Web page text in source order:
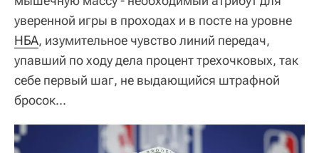
уверенной игры в проходах и в посте на уровне
НБА, изумительное чувство линий передач,
упавший по ходу дела процент трехочковых, так
себе первый шаг, не выдающийся штрафной
бросок...